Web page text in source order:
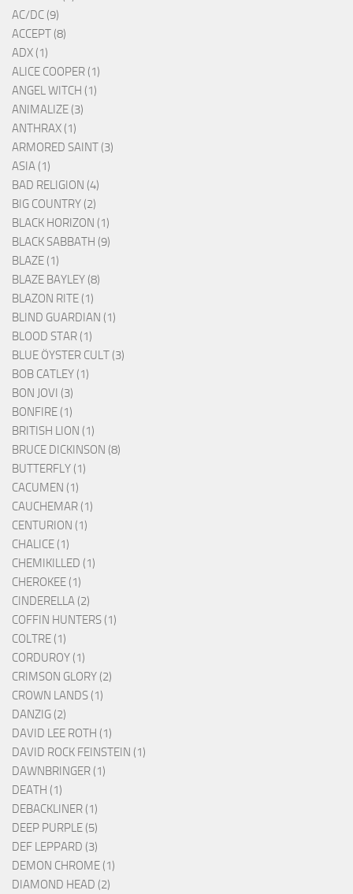
AC/DC (9)
ACCEPT (8)
ADX (1)
ALICE COOPER (1)
ANGEL WITCH (1)
ANIMALIZE (3)
ANTHRAX (1)
ARMORED SAINT (3)
ASIA (1)
BAD RELIGION (4)
BIG COUNTRY (2)
BLACK HORIZON (1)
BLACK SABBATH (9)
BLAZE (1)
BLAZE BAYLEY (8)
BLAZON RITE (1)
BLIND GUARDIAN (1)
BLOOD STAR (1)
BLUE ÖYSTER CULT (3)
BOB CATLEY (1)
BON JOVI (3)
BONFIRE (1)
BRITISH LION (1)
BRUCE DICKINSON (8)
BUTTERFLY (1)
CACUMEN (1)
CAUCHEMAR (1)
CENTURION (1)
CHALICE (1)
CHEMIKILLED (1)
CHEROKEE (1)
CINDERELLA (2)
COFFIN HUNTERS (1)
COLTRE (1)
CORDUROY (1)
CRIMSON GLORY (2)
CROWN LANDS (1)
DANZIG (2)
DAVID LEE ROTH (1)
DAVID ROCK FEINSTEIN (1)
DAWNBRINGER (1)
DEATH (1)
DEBACKLINER (1)
DEEP PURPLE (5)
DEF LEPPARD (3)
DEMON CHROME (1)
DIAMOND HEAD (2)